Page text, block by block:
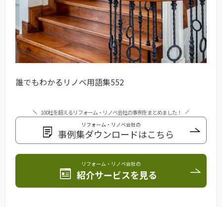
誰でもわかるリノベ用語集552
100社を超えるリフォーム・リノベ会社の事例をまとめました！
リフォーム・リノベ会社の
事例集ダウンロードはこちら
リフォーム・リノベ会社の
紹介サービスを見る